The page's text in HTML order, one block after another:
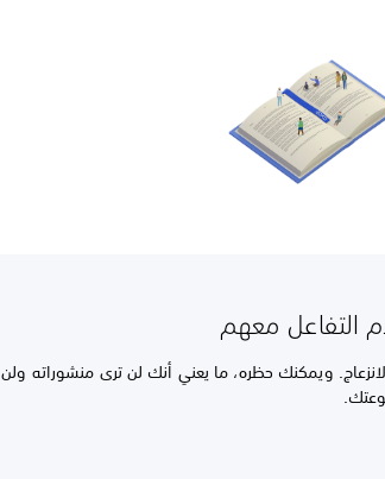
التفاعل معهم
ويمكنك حظره، ما يعني أنك لن ترى منشوراته ولن